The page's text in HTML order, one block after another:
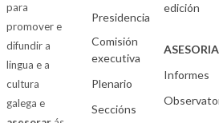
para
promover e
difundir a
lingua e a
cultura
galega e
Presidencia
Comisión
executiva
Plenario
Seccións
edición
ASESORIA
Informes